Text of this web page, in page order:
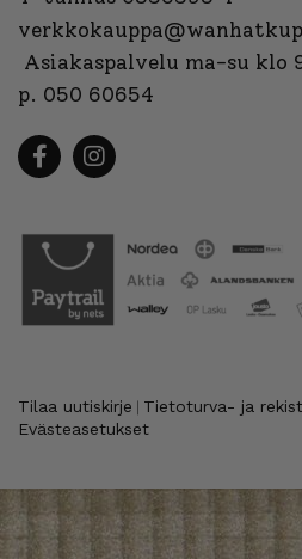
Asiakaspalvelu ma-su klo
p. 050 60654
Tilaa uutiskirje Tietoturva- ja
Evästeasetukset